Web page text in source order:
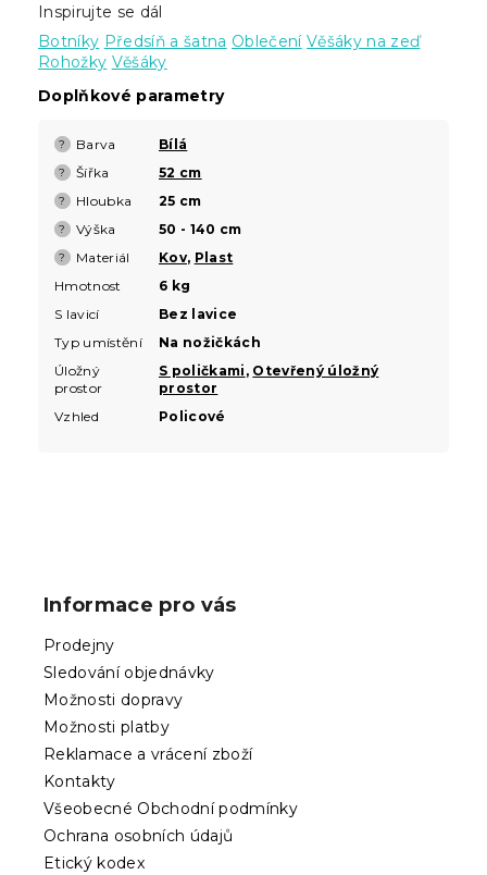
Inspirujte se dál
Botníky Předsíň a šatna Oblečení Věšáky na zeď
Rohožky Věšáky
Doplňkové parametry
? Barva Bílá
? Šířka 52 cm
? Hloubka 25 cm
? Výška 50 - 140 cm
? Materiál Kov, Plast
Hmotnost
6 kg
S lavicí
Bez lavice
Typ umístění
Na nožičkách
Úložný
prostor
S poličkami , Otevřený úložný
prostor
Vzhled
Policové
Informace pro vás
Prodejny
Sledování objednávky
Možnosti dopravy
Možnosti platby
Reklamace a vrácení zboží
Kontakty
Všeobecné Obchodní podmínky
Ochrana osobních údajů
Etický kodex